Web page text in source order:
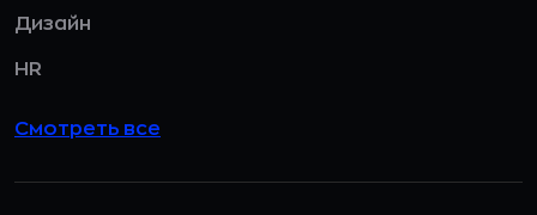
Дизайн
HR
Смотреть все